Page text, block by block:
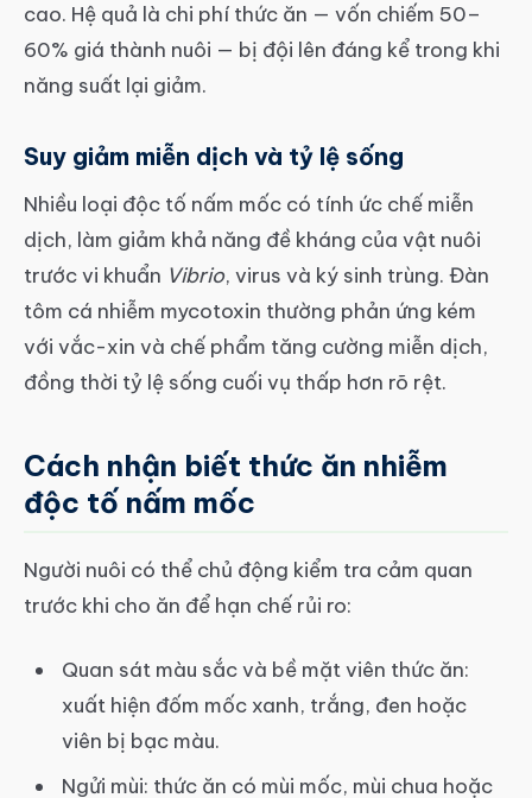
cao. Hệ quả là chi phí thức ăn — vốn chiếm 50–
60% giá thành nuôi — bị đội lên đáng kể trong khi
năng suất lại giảm.
Suy giảm miễn dịch và tỷ lệ sống
Nhiều loại độc tố nấm mốc có tính ức chế miễn
dịch, làm giảm khả năng đề kháng của vật nuôi
trước vi khuẩn Vibrio, virus và ký sinh trùng. Đàn
tôm cá nhiễm mycotoxin thường phản ứng kém
với vắc-xin và chế phẩm tăng cường miễn dịch,
đồng thời tỷ lệ sống cuối vụ thấp hơn rõ rệt.
Cách nhận biết thức ăn nhiễm
độc tố nấm mốc
Người nuôi có thể chủ động kiểm tra cảm quan
trước khi cho ăn để hạn chế rủi ro:
Quan sát màu sắc và bề mặt viên thức ăn:
xuất hiện đốm mốc xanh, trắng, đen hoặc
viên bị bạc màu.
Ngửi mùi: thức ăn có mùi mốc, mùi chua hoặc